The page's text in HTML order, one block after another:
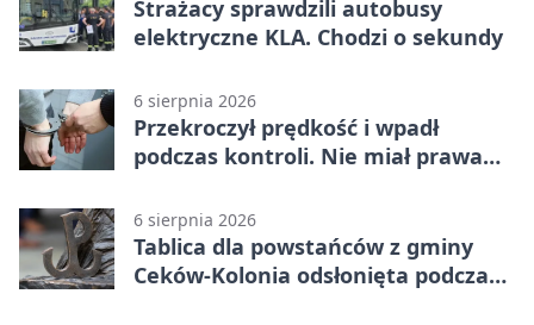
Strażacy sprawdzili autobusy
elektryczne KLA. Chodzi o sekundy
6 sierpnia 2026
Przekroczył prędkość i wpadł
podczas kontroli. Nie miał prawa
6 sierpnia 2026
Tablica dla powstańców z gminy
Ceków-Kolonia odsłonięta podczas